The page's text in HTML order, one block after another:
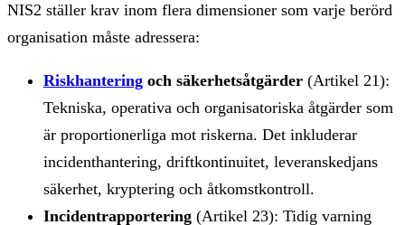
NIS2 ställer krav inom flera dimensioner som varje berörd
organisation måste adressera:
Riskhantering och säkerhetsåtgärder (Artikel 21):
Tekniska, operativa och organisatoriska åtgärder som
är proportionerliga mot riskerna. Det inkluderar
incidenthantering, driftkontinuitet, leveranskedjans
säkerhet, kryptering och åtkomstkontroll.
Incidentrapportering (Artikel 23): Tidig varning